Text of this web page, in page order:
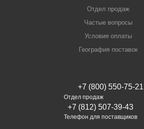
Отдел продаж
Частые вопросы
Условия оплаты
География поставок
+7 (800) 550-75-21
Отдел продаж
+7 (812) 507-39-43
Телефон для поставщиков